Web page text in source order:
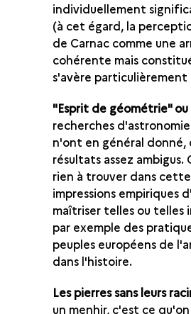
individuellement
(à cet égard, la
de Carnac comme une
cohérente mais
s'avère particulièrement
"Esprit de géométrie"
recherches
n'ont en général donné,
résultats assez
rien à trouver dans
impressions empiriques
maîtriser telles ou telles
par exemple des
peuples européens de
dans l'histoire.
Les pierres sans leurs
un menhir, c'est ce